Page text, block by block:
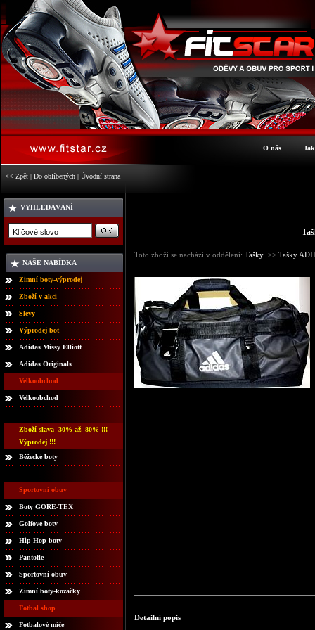
O nás
<< Zpět | Do oblíbených | Úvodní strana
VYHLEDÁVÁNÍ
NAŠE NABÍDKA
Zimní boty-výprodej
Zboží v akci
Slevy
Výprodej bot
Adidas Missy Elliott
Adidas Originals
Velkoobchod
Velkoobchod
Zboží slava -30% až -80% !!!
Výprodej !!!
Běžecké boty
Sportovní obuv
Boty GORE-TEX
Golfove boty
Hip Hop boty
Pantofle
Sportovní obuv
Zimní boty-kozačky
Fotbal shop
Fotbalové míče
Toto zboží se nachází v oddělení: Tašky >> Tašky
Detailní popis